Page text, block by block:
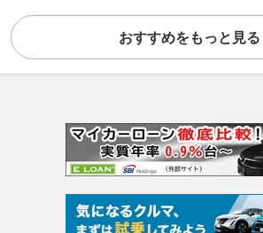
おすすめをもっと見る